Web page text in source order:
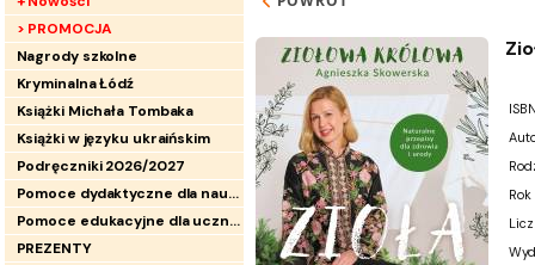
> PROMOCJA
Nagrody szkolne
Kryminalna Łódź
Książki Michała Tombaka
Książki w języku ukraińskim
Podręczniki 2026/2027
Pomoce dydaktyczne dla nauczycieli
Pomoce edukacyjne dla uczniów
PREZENTY